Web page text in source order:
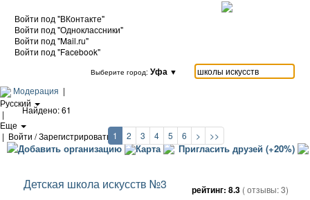
Войти под "ВКонтакте"
Войти под "Одноклассники"
Войти под "Mail.ru"
Войти под "Facebook"
Выберите город: Уфа ▼
Модерация |
Русский
|
Еще
| Войти / Зарегистрироваться
Добавить организацию Карта Пригласить друзей (+20%)
Найдено: 61
1 2 3 4 5 6 > >>
Детская школа искусств №3 рейтинг: 8.3 ( отзывы:3)